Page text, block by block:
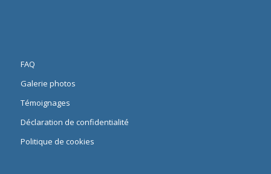
FAQ
Galerie photos
Témoignages
Déclaration de confidentialité
Politique de cookies